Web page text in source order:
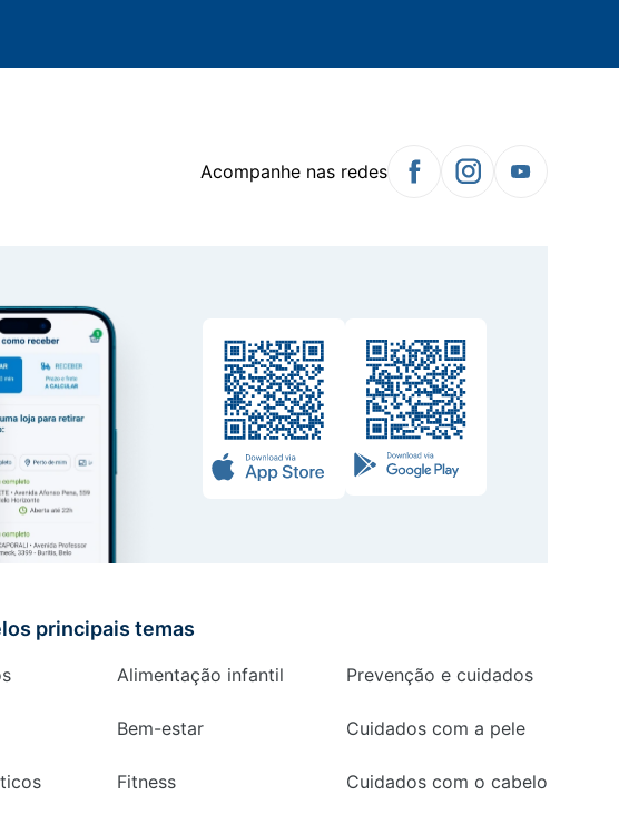
Acompanhe nas redes
principais temas
Alimentação infantil
Bem-estar
Fitness
Prevenção e cuidados
Cuidados com a pele
Cuidados com o cabelo